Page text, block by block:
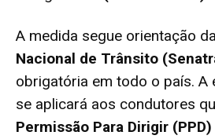
A medida segue orientação da
Nacional de Trânsito
obrigatória em todo o país. A
se aplicará aos condutores
Permissão Para Dirigir (PPD)